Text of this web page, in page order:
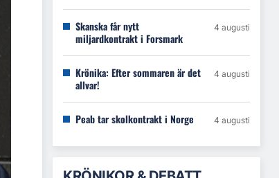
Skanska får nytt
miljardkontrakt i Forsmark
4 augusti
Krönika: Efter sommaren är det
allvar!
4 augusti
Peab tar skolkontrakt i Norge 4 augusti